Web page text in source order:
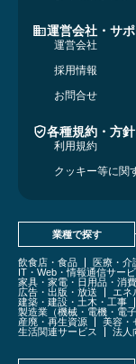
運営会社・サ
運営会社
採用情報
お問合せ
各種規約・方針
利用規約
クッキー等に関
業種で探す
飲食店・食品 医療・介
IT・Web・情報通信サービ
家具・家電・日用品・消
広告・出版・放送
エネ
建築・建設・土木・工事
製造業（機械・電機・電子
産廃・再生資源
美容・
生活関連サービス
法人